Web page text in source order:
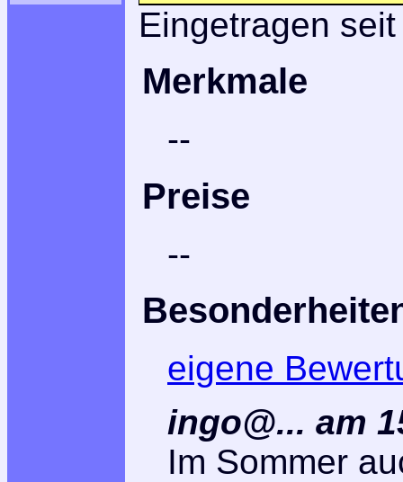
Eingetragen
Merkmale
--
Preise
--
eigene
ingo@... am
Im Sommer